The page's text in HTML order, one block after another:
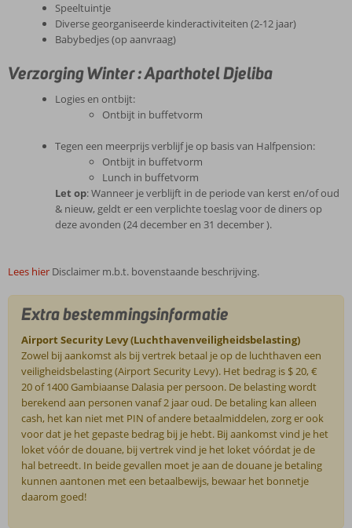
Speeltuintje
Diverse georganiseerde kinderactiviteiten (2-12 jaar)
Babybedjes (op aanvraag)
Verzorging Winter : Aparthotel Djeliba
Logies en ontbijt:
Ontbijt in buffetvorm
Tegen een meerprijs verblijf je op basis van Halfpension:
Ontbijt in buffetvorm
Lunch in buffetvorm
Let op: Wanneer je verblijft in de periode van kerst en/of oud
& nieuw, geldt er een verplichte toeslag voor de diners op
deze avonden (24 december en 31 december ).
Lees hier Disclaimer m.b.t. bovenstaande beschrijving.
Extra bestemmingsinformatie
Airport Security Levy (Luchthavenveiligheidsbelasting)
Zowel bij aankomst als bij vertrek betaal je op de luchthaven een
veiligheidsbelasting (Airport Security Levy). Het bedrag is $ 20, €
20 of 1400 Gambiaanse Dalasia per persoon. De belasting wordt
berekend aan personen vanaf 2 jaar oud. De betaling kan alleen
cash, het kan niet met PIN of andere betaalmiddelen, zorg er ook
voor dat je het gepaste bedrag bij je hebt. Bij aankomst vind je het
loket vóór de douane, bij vertrek vind je het loket vóórdat je de
hal betreedt. In beide gevallen moet je aan de douane je betaling
kunnen aantonen met een betaalbewijs, bewaar het bonnetje
daarom goed!